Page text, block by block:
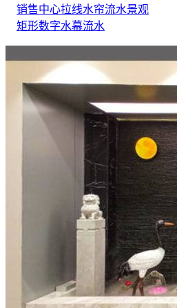
销售中心拉线水帘流水景观
矩形数字水幕流水